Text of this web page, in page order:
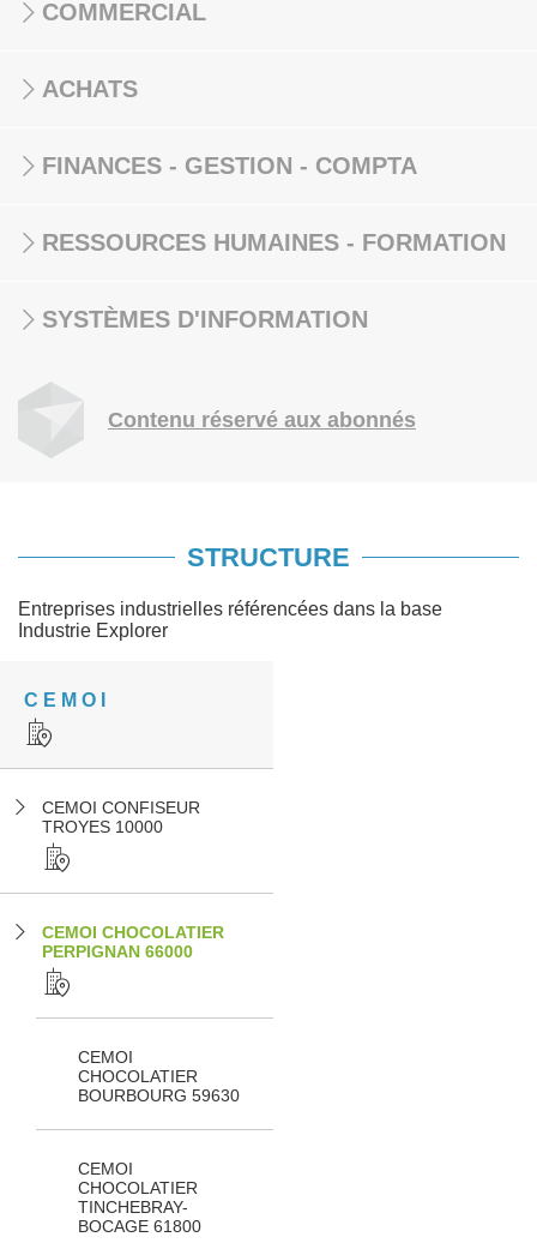
COMMERCIAL
ACHATS
FINANCES - GESTION - COMPTA
RESSOURCES HUMAINES - FORMATION
SYSTÈMES D'INFORMATION
Contenu réservé aux abonnés
STRUCTURE
Entreprises industrielles référencées dans la base
Industrie Explorer
C E M O I
CEMOI CONFISEUR
TROYES 10000
CEMOI CHOCOLATIER
PERPIGNAN 66000
CEMOI
CHOCOLATIER
BOURBOURG 59630
CEMOI
CHOCOLATIER
TINCHEBRAY-
BOCAGE 61800